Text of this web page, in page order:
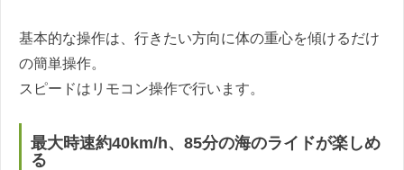
基本的な操作は、行きたい方向に体の重心を傾けるだけ
の簡単操作。
スピードはリモコン操作で行います。
最大時速約40km/h、85分の海のライドが楽しめ
る